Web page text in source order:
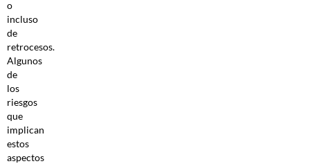
o
incluso
de
retrocesos.
Algunos
de
los
riesgos
que
implican
estos
aspectos